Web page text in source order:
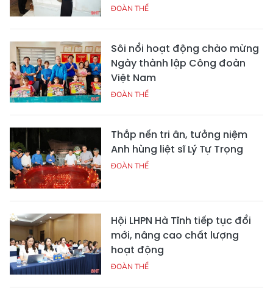
ĐOÀN THỂ
Sôi nổi hoạt động chào mừng
Ngày thành lập Công đoàn
Việt Nam
ĐOÀN THỂ
Thắp nến tri ân, tưởng niệm
Anh hùng liệt sĩ Lý Tự Trọng
ĐOÀN THỂ
Hội LHPN Hà Tĩnh tiếp tục đổi
mới, nâng cao chất lượng
hoạt động
ĐOÀN THỂ